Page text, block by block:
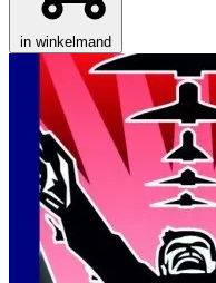
in winkelmand